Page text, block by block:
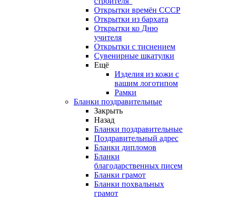
Открытки времён СССР
Открытки из бархата
Открытки ко Дню
учителя
Открытки с тиснением
Сувенирные шкатулки
Ещё
Изделия из кожи с
вашим логотипом
Рамки
Бланки поздравительные
Закрыть
Назад
Бланки поздравительные
Поздравительный адрес
Бланки дипломов
Бланки
благодарственных писем
Бланки грамот
Бланки похвальных
грамот